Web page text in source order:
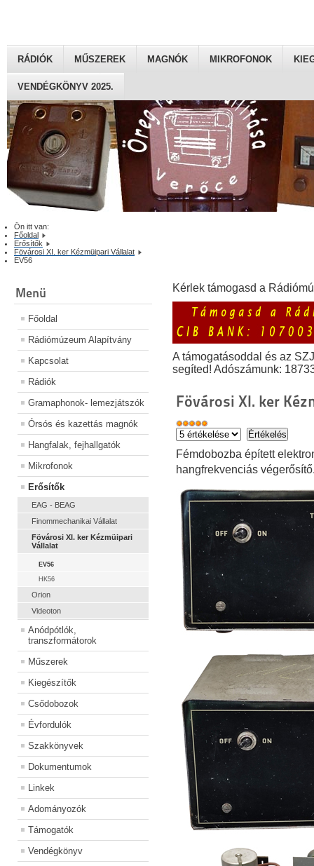
RÁDIÓK MŰSZEREK MAGNÓK MIKROFONOK
VENDÉGKÖNYV 2025.
Ön itt van:
Főoldal
Erősítők
Fövárosi XI. ker Kézmüipari Vállalat
EV56
Menü
Főoldal
Rádiómúzeum Alapítvány
Kapcsolat
Rádiók
Gramaphonok- lemezjátszók
Órsós és kazettás magnók
Hangfalak, fejhallgatók
Mikrofonok
Erősítők
EAG - BEAG
Finommechanikai Vállalat
Fövárosi XI. ker Kézmüipari
Vállalat
EV56
HK56
Orion
Videoton
Anódpótlók,
transzformátorok
Műszerek
Kiegészítők
Csődobozok
Évfordulók
Szakkönyvek
Dokumentumok
Linkek
Adományozók
Támogatók
Vendégkönyv
Kérlek támogasd a
A támogatásoddal és az
segíted! Adószámunk:
Fövárosi XI. ker
Fémdobozba épített
hangfrekvenciás